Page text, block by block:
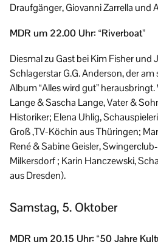
Draufgänger, Giovanni Zarrella und
MDR um 22.00 Uhr: “Riverboat”
Diesmal zu Gast bei Kim Fisher und
Schlagerstar G.G. Anderson, der am
Album “Alles wird gut”
Lange & Sascha Lange, Vater &
Historiker; Elena Uhlig,
Groß ,TV-Köchin aus Thüringen;
René & Sabine Geisler,
Milkersdorf ; Karin Hanczewski,
aus Dresden).
Samstag, 5. Oktober
MDR um 20.15 Uhr: “50 Jahre